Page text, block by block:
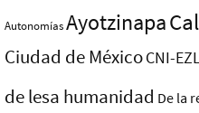
AutonomíasAyotzinapa
Ciudad de MéxicoCNI-
de lesa humanidad De la